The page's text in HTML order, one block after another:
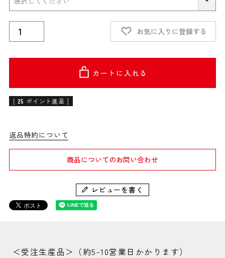
お気に入りに登録する
カートに入れる
[ 25 ポイント進呈 ]
返品特約について
商品についてのお問い合わせ
レビューを書く
＜受注生産品＞（約5-10営業日かかります）